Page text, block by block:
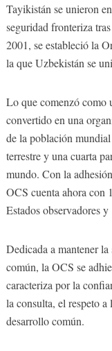
Tayikistán se unieron
seguridad fronteriza
2001, se estableció la
la que Uzbekistán se
Lo que comenzó como
convertido en una
de la población
terrestre y una cuarta
mundo. Con la
OCS cuenta ahora con
Estados observadores
Dedicada a mantener
común, la OCS se
caracteriza por la
la consulta, el respeto
desarrollo común.